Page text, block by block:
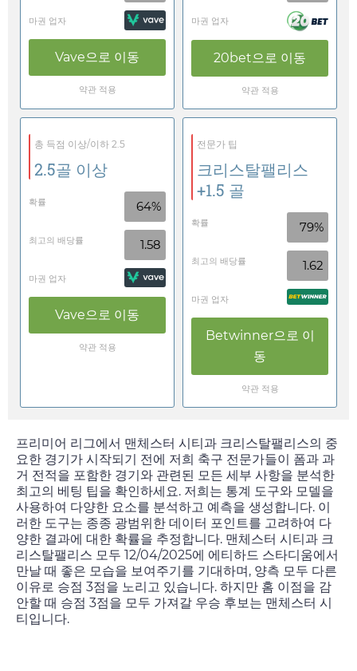
마권 업자
Vave으로 이동
약관 적용
마권 업자
20bet으로 이동
약관 적용
총 득점 이상/이하 2.5
2.5골 이상
확률 64%
최고의 배당률 1.58
마권 업자
Vave으로 이동
약관 적용
전문가 팁
크리스탈팰리스
+1.5 골
확률 79%
최고의 배당률 1.62
마권 업자
Betwinner으로 이
동
약관 적용
프리미어 리그에서 맨체스터 시티과 크리스탈팰리스의 중
요한 경기가 시작되기 전에 저희 축구 전문가들이 폼과 과
거 전적을 포함한 경기와 관련된 모든 세부 사항을 분석한
최고의 베팅 팁을 확인하세요. 저희는 통계 도구와 모델을
사용하여 다양한 요소를 분석하고 예측을 생성합니다. 이
러한 도구는 종종 광범위한 데이터 포인트를 고려하여 다
양한 결과에 대한 확률을 추정합니다. 맨체스터 시티과 크
리스탈팰리스 모두 12/04/2025에 에티하드 스타디움에서
만날 때 좋은 모습을 보여주기를 기대하며, 양측 모두 다른
이유로 승점 3점을 노리고 있습니다. 하지만 홈 이점을 감
안할 때 승점 3점을 모두 가져갈 우승 후보는 맨체스터 시
티입니다.